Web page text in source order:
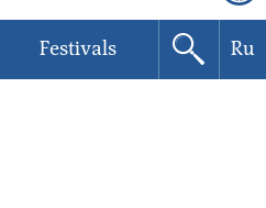
Festivals Ru